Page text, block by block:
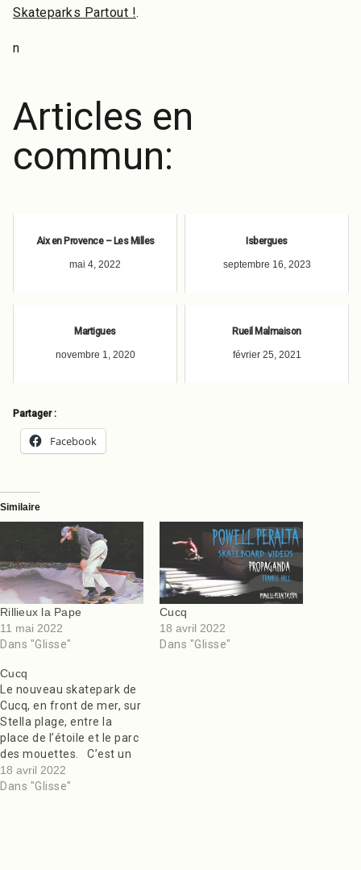
Skateparks Partout !.
n
Articles en
commun:
Aix en Provence – Les Milles
mai 4, 2022
Isbergues
septembre 16, 2023
Martigues
novembre 1, 2020
Rueil Malmaison
février 25, 2021
Partager :
Facebook
Similaire
Rillieux la Pape
11 mai 2022
Dans "Glisse"
Cucq
18 avril 2022
Dans "Glisse"
Cucq
Le nouveau skatepark de
Cucq, en front de mer, sur
Stella plage, entre la
place de l’étoile et le parc
des mouettes. C’est un
skatepark fait de courbes
avec un îlot central en
18 avril 2022
Dans "Glisse"